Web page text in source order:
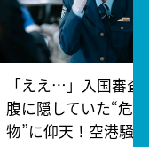
「ええ…」入国審査
腹に隠していた“危
物”に仰天！空港騒